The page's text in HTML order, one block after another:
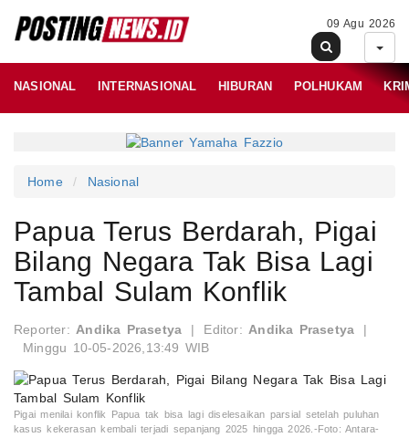
09 Agu 2026
NASIONAL INTERNASIONAL HIBURAN POLHUKAM
Home Nasional
Papua Terus Berdarah, Pigai
Bilang Negara Tak Bisa Lagi
Tambal Sulam Konflik
Reporter:Andika Prasetya | Editor:Andika Prasetya
|
Minggu 10-05-2026,13:49 WIB
Pigai menilai konflik Papua tak bisa lagi diselesaikan parsial setelah puluhan
kasus kekerasan kembali terjadi sepanjang 2025 hingga 2026.-Foto: Antara-